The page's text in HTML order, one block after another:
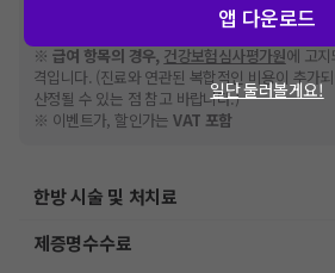
추가비용 등으로 실제 가
한 가격은 해당 의료기관에 직접 문의해주세요.
※ 급여 항목의 경우, 건강보험심사평가원에 고
격입니다. (진료와 연관된 복합적인 비용이 추가
산정될 수 있는 점 참고 바랍니다.)
※ 이벤트가, 할인가는VAT 포함
한방 시술 및 처치료
제증명수수료
앱 다운로드
일단 둘러볼게요!